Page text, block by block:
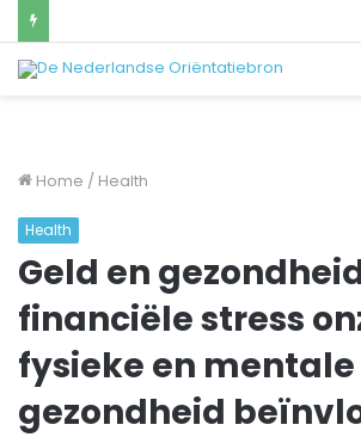
Home / Health
Health
Geld en
financiële stress
fysieke en mentale
gezondheid